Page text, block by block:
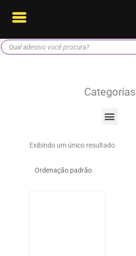
para
conteúdo
Pesquisar
produtos
Categorias
Menu
Exibindo um único resultado